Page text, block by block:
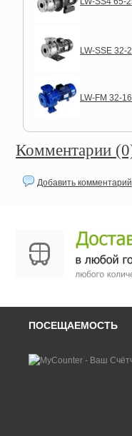
LW-SSE 32-
LW-FM 32-
Комментарии
Добавить комментарий
ПОСЕЩАЕМОСТЬ